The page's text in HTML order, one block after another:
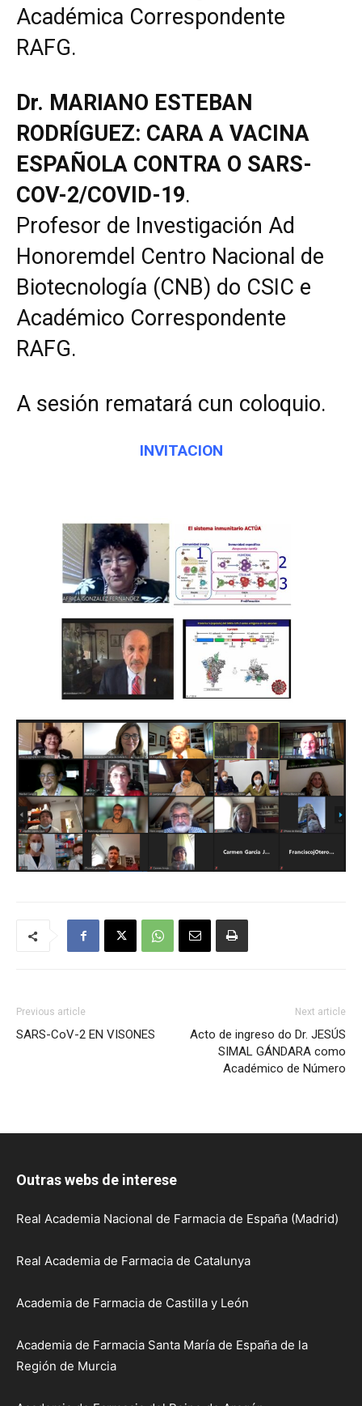
Académica Correspondente
RAFG.
Dr. MARIANO ESTEBAN
RODRÍGUEZ: CARA A VACINA
ESPAÑOLA CONTRA O SARS-
COV-2/COVID-19.
Profesor de Investigación Ad
Honoremdel Centro Nacional de
Biotecnología (CNB) do CSIC e
Académico Correspondente
RAFG.
A sesión rematará cun coloquio.
INVITACION
Previous article
SARS-CoV-2 EN VISONES
Next article
Acto de ingreso do Dr. JESÚS
SIMAL GÁNDARA como
Académico de Número
Outras webs de interese
Real Academia Nacional de Farmacia de España (Madrid)
Real Academia de Farmacia de Catalunya
Academia de Farmacia de Castilla y León
Academia de Farmacia Santa María de España de la
Región de Murcia